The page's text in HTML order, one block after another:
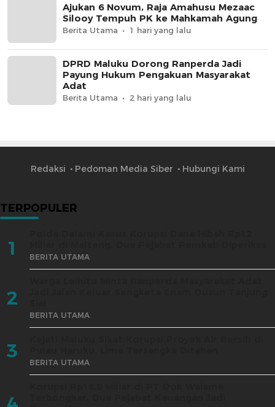
Ajukan 6 Novum, Raja Amahusu Mezaac
Silooy Tempuh PK ke Mahkamah Agung
Berita Utama 1 hari yang lalu
DPRD Maluku Dorong Ranperda Jadi
Payung Hukum Pengakuan Masyarakat
Adat
Berita Utama 2 hari yang lalu
Redaksi Pedoman Media Siber Hubungi Kami
TERPOPULER
1 BERITA UTAMA
2
BERITA UTAMA
3 BERITA UTAMA